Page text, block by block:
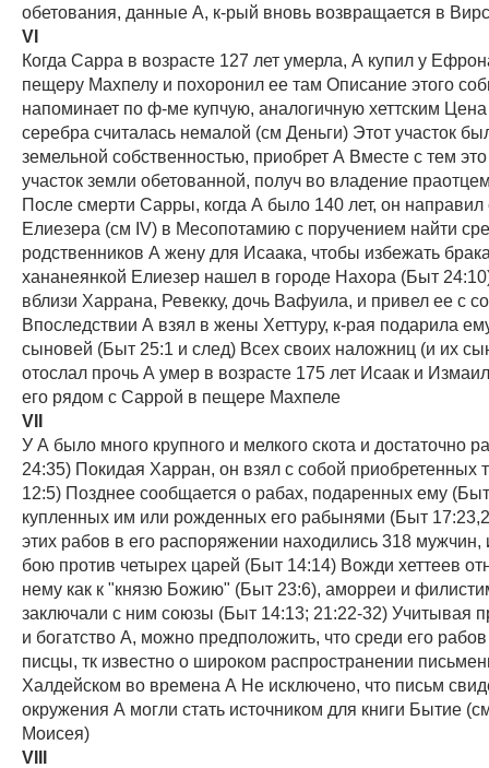
обетования, данные А, к-рый вновь возвращается в
VI
Когда Сарра в возрасте 127 лет умерла, А купил у
пещеру Махпелу и похоронил ее там Описание этого
напоминает по ф-ме купчую, аналогичную хеттским
серебра считалась немалой (см Деньги) Этот участок
земельной собственностью, приобрет А Вместе с тем
участок земли обетованной, получ во владение
После смерти Сарры, когда А было 140 лет, он направил
Елиезера (см IV) в Месопотамию с поручением найти
родственников А жену для Исаака, чтобы избежать
хананеянкой Елиезер нашел в городе Нахора (Быт
вблизи Харрана, Ревекку, дочь Вафуила, и привел ее с
Впоследствии А взял в жены Хеттуру, к-рая подарила
сыновей (Быт 25:1 и след) Всех своих наложниц (и их
отослал прочь А умер в возрасте 175 лет Исаак и
его рядом с Саррой в пещере Махпеле
VII
У А было много крупного и мелкого скота и достаточно
24:35) Покидая Харран, он взял с собой приобретенных
12:5) Позднее сообщается о рабах, подаренных ему
купленных им или рожденных его рабынями (Быт
этих рабов в его распоряжении находились 318
бою против четырех царей (Быт 14:14) Вожди хеттеев
нему как к "князю Божию" (Быт 23:6), аморреи и
заключали с ним союзы (Быт 14:13; 21:22-32) Учитывая
и богатство А, можно предположить, что среди его
писцы, тк известно о широком распространении
Халдейском во времена А Не исключено, что письм
окружения А могли стать источником для книги Бытие
Моисея)
VIII